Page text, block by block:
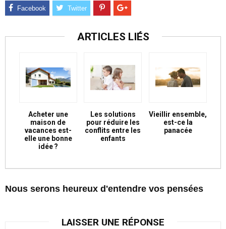
ARTICLES LIÉS
Acheter une
maison de
vacances est-
elle une bonne
idée ?
Les solutions
pour réduire les
conflits entre les
enfants
Vieillir ensemble,
est-ce la
panacée
Nous serons heureux d'entendre vos pensées
LAISSER UNE RÉPONSE